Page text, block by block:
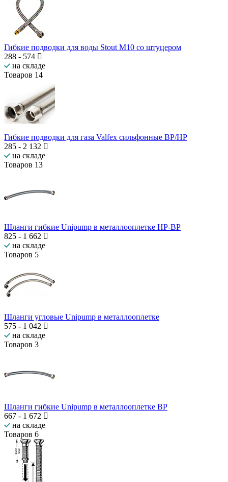
Гибкие подводки для воды Stout М10 со штуцером
288 - 574
на складе
Товаров 14
Гибкие подводки для газа Valfex сильфонные ВР/НР
285 - 2 132
на складе
Товаров 13
Шланги гибкие Unipump в металлооплетке НР-ВР
825 - 1 662
на складе
Товаров 5
Шланги угловые Unipump в металлооплетке
575 - 1 042
на складе
Товаров 3
Шланги гибкие Unipump в металлооплетке ВР
667 - 1 672
на складе
Товаров 6